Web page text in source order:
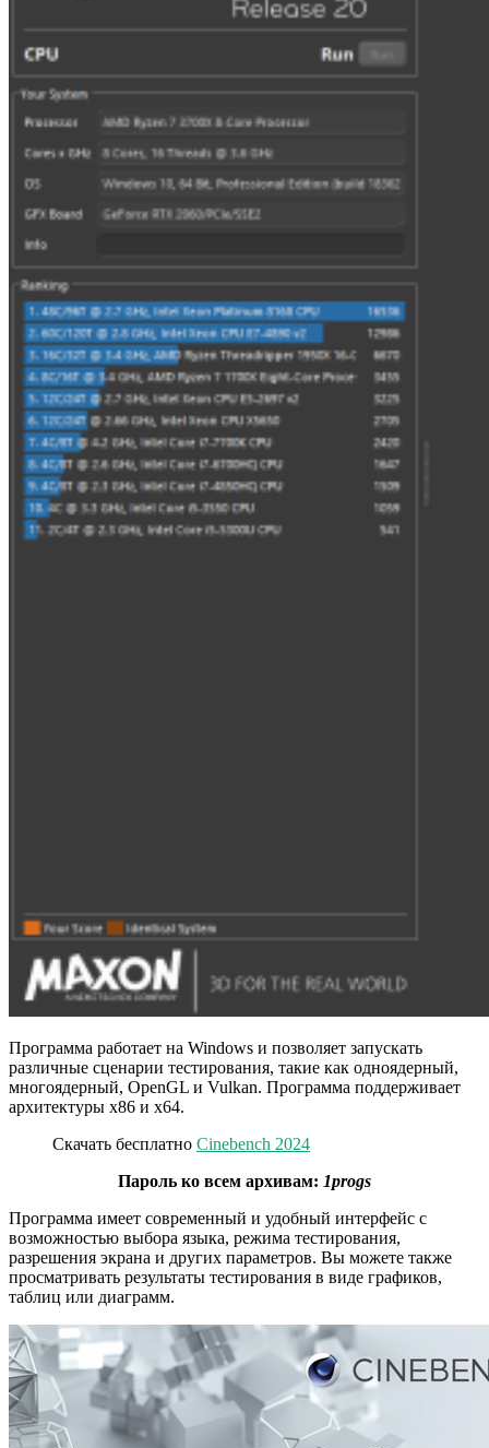
Программа работает на Windows и позволяет запускать
различные сценарии тестирования, такие как одноядерный,
многоядерный, OpenGL и Vulkan. Программа поддерживает
архитектуры x86 и x64.
Скачать бесплатно Cinebench 2024
Пароль ко всем архивам: 1progs
Программа имеет современный и удобный интерфейс с
возможностью выбора языка, режима тестирования,
разрешения экрана и других параметров. Вы можете также
просматривать результаты тестирования в виде графиков,
таблиц или диаграмм.